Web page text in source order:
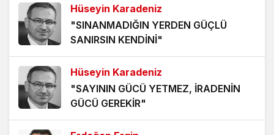
5 yıl önce
VİZYONER KASTAMONULULAR NEREDESİNİZ?
5 yıl önce
KHK MAĞDURLARI İÇİN IŞIK GÖRÜNDÜ!
5 yıl önce
Hüseyin Karadeniz
"SINANMADIĞIN YERDEN GÜÇLÜ
SANIRSIN KENDİNİ"
Hüseyin Karadeniz
"SAYININ GÜCÜ YETMEZ, İRADENİN
GÜCÜ GEREKİR"